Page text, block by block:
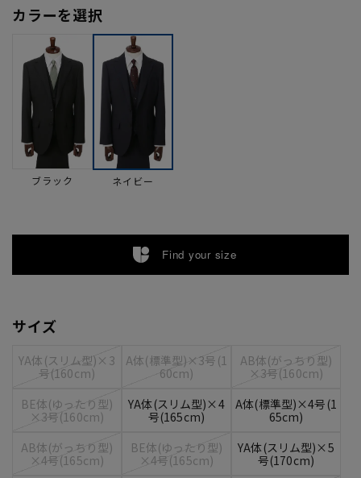
カラーを選択
ブラック ネイビー
Find your size
サイズ
YA体(スリム型)×3
号(160cm)
A体(標準型)×3号(1
60cm)
AB体(がっちり型)
×3号(160cm)
BE体(ゆったり型)
×3号(160cm)
YA体(スリム型)×4
号(165cm)
A体(標準型)×4号(1
65cm)
AB体(がっちり型)
×4号(165cm)
BE体(ゆったり型)
×4号(165cm)
YA体(スリム型)×5
号(170cm)